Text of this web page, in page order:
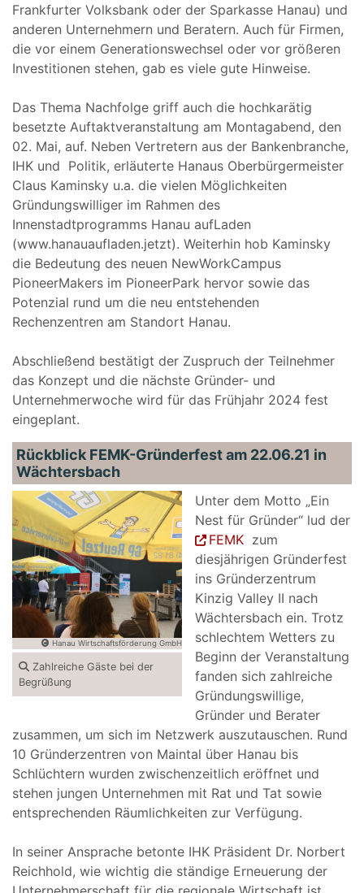
Frankfurter Volksbank oder der Sparkasse Hanau) und
anderen Unternehmern und Beratern. Auch für Firmen,
die vor einem Generationswechsel oder vor größeren
Investitionen stehen, gab es viele gute Hinweise.
Das Thema Nachfolge griff auch die hochkarätig
besetzte Auftaktveranstaltung am Montagabend, den
02. Mai, auf. Neben Vertretern aus der Bankenbranche,
IHK und Politik, erläuterte Hanaus Oberbürgermeister
Claus Kaminsky u.a. die vielen Möglichkeiten
Gründungswilliger im Rahmen des
Innenstadtprogramms Hanau aufLaden
(www.hanauaufladen.jetzt). Weiterhin hob Kaminsky
die Bedeutung des neuen NewWorkCampus
PioneerMakers im PioneerPark hervor sowie das
Potenzial rund um die neu entstehenden
Rechenzentren am Standort Hanau.
Abschließend bestätigt der Zuspruch der Teilnehmer
das Konzept und die nächste Gründer- und
Unternehmerwoche wird für das Frühjahr 2024 fest
eingeplant.
Rückblick FEMK-Gründerfest am 22.06.21 in
Wächtersbach
Hanau Wirtschaftsförderung GmbH
Zahlreiche Gäste bei der
Begrüßung
Unter dem Motto „Ein
Nest für Gründer“ lud der
FEMK zum
diesjährigen Gründerfest
ins Gründerzentrum
Kinzig Valley II nach
Wächtersbach ein. Trotz
schlechtem Wetters zu
Beginn der Veranstaltung
fanden sich zahlreiche
Gründungswillige,
Gründer und Berater
zusammen, um sich im Netzwerk auszutauschen. Rund
10 Gründerzentren von Maintal über Hanau bis
Schlüchtern wurden zwischenzeitlich eröffnet und
stehen jungen Unternehmen mit Rat und Tat sowie
entsprechenden Räumlichkeiten zur Verfügung.
In seiner Ansprache betonte IHK Präsident Dr. Norbert
Reichhold, wie wichtig die ständige Erneuerung der